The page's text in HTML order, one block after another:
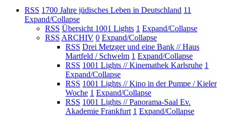
RSS 1700 Jahre jüdisches Leben in Deutschland 11
Expand/Collapse
RSS Übersicht 1001 Lights 1 Expand/Collapse
RSS ARCHIV 0 Expand/Collapse
RSS Drei Metzger und eine Bank // Haus
Martfeld / Schwelm 1 Expand/Collapse
RSS 1001 Lights // Kinemathek Karlsruhe 1
Expand/Collapse
RSS 1001 Lights // Kino in der Pumpe / Kieler
Woche 1 Expand/Collapse
RSS 1001 Lights // Panorama-Saal Ev.
Akademie Frankfurt 1 Expand/Collapse